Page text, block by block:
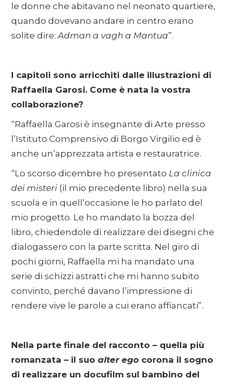
le donne che abitavano nel neonato quartiere,
quando dovevano andare in centro erano
solite dire:Adman a vagh a Mantua”.
I capitoli sono arricchiti dalle illustrazioni di
Raffaella Garosi. Come è nata la vostra
collaborazione?
“Raffaella Garosi è insegnante di Arte presso
l’Istituto Comprensivo di Borgo Virgilio ed è
anche un’apprezzata artista e restauratrice.
“Lo scorso dicembre ho presentato La clinica
dei misteri (il mio precedente libro) nella sua
scuola e in quell’occasione le ho parlato del
mio progetto. Le ho mandato la bozza del
libro, chiedendole di realizzare dei disegni che
dialogassero con la parte scritta. Nel giro di
pochi giorni, Raffaella mi ha mandato una
serie di schizzi astratti che mi hanno subito
convinto, perché davano l’impressione di
rendere vive le parole a cui erano affiancati”.
Nella parte finale del racconto – quella più
romanzata – il suoalter ego corona il sogno
di realizzare un docufilm sul bambino del